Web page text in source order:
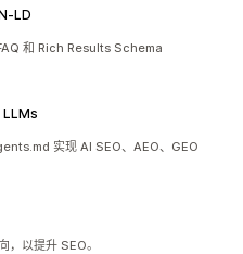
和 Rich Results Schema
LLMs
实现 AI SEO、AEO、GEO
，以提升 SEO。